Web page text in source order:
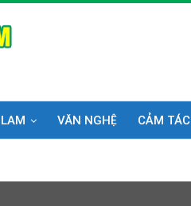
VĂN NGHỆ CẢM TÁC